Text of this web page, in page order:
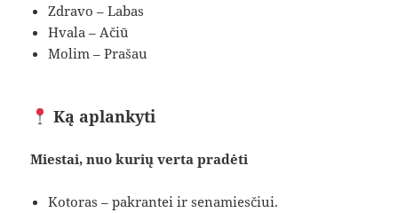
Zdravo – Labas
Hvala – Ačiū
Molim – Prašau
Ką aplankyti
Miestai, nuo kurių verta pradėti
Kotoras – pakrantei ir senamiesčiui.